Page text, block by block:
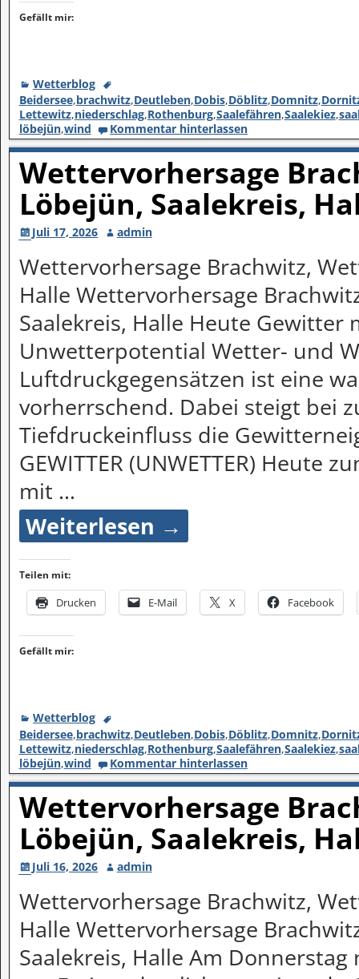
Gefällt mir:
Wetterblog
Beidersee,brachwitz,Deutleben,Dobis,Döblitz,Domnitz,
Lettewitz,niederschlag,Rothenburg,Saalefähren,Saalekiez,
löbejün,wind Kommentar hinterlassen
Wettervorhersage
Löbejün, Saalekreis,
Juli 17, 2026 admin
Wettervorhersage Brachwitz,
Halle Wettervorhersage
Saalekreis, Halle Heute Gewitter
Unwetterpotential Wetter- und
Luftdruckgegensätzen ist eine
vorherrschend. Dabei steigt bei
Tiefdruckeinfluss die
GEWITTER (UNWETTER) Heute
mit …
Weiterlesen →
Teilen mit:
Drucken E-Mail X Facebook
Gefällt mir:
Wetterblog
Beidersee,brachwitz,Deutleben,Dobis,Döblitz,Domnitz,
Lettewitz,niederschlag,Rothenburg,Saalefähren,Saalekiez,
löbejün,wind Kommentar hinterlassen
Wettervorhersage
Löbejün, Saalekreis,
Juli 16, 2026 admin
Wettervorhersage Brachwitz,
Halle Wettervorhersage
Saalekreis, Halle Am